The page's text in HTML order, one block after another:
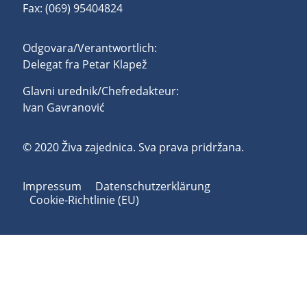
Fax: (069) 95404824
Odgovara/Verantwortlich:
Delegat fra Petar Klapež
Glavni urednik/Chefredakteur:
Ivan Gavranović
© 2020 Živa zajednica. Sva prava pridržana.
Impressum
Datenschutzerklärung
Cookie-Richtlinie (EU)